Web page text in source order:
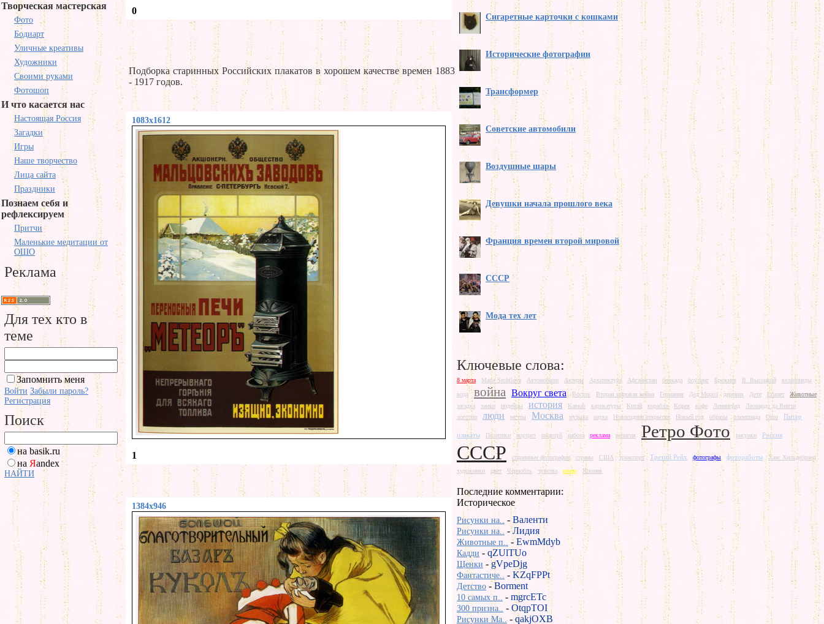
Творческая мастерская
Фото
Бодиарт
Уличные креативы
Художники
Своими руками
Фотошоп
И что касается нас
Настоящая Россия
Загадки
Игры
Наше творчество
Лица сайта
Праздники
Познаем себя и
рефлексируем
Притчи
Маленькие медитации от
ОШО
Реклама
Для тех кто в
теме
Запомнить меня
Войти Забыли пароль?
Регистрация
Поиск
на basik.ru
на Яandex
НАЙТИ
0
Подборка старинных Российских плакатов в хорошем качестве времен 1883
- 1917 годов.
1083x1612
1
1384x946
Сигаретные карточки с кошками
Исторические фотографии
Трансформер
Советские автомобили
Воздушные шары
Девушки начала прошлого века
Франция времен второй мировой
СССР
Мода тех лет
Ключевые слова:
8 марта Marie Sechtlova Автомобили Актеры Архитектура Афганистан блокада боулинг Брежнев В. Высоцкий велосипеды
вода война Вокруг света Восток Вторая мировая война Германия Дед Мороз деревня Дети Египет
Животные
загадка
замки индейцы история Кавказ карикатуры Китай корабли Корея кофе Ленинград
Леонардо да Винчи
логотип
люди мечты Москва музыка наука Новогодние открытки Новый год образы олимпиада Ошо Питер
плакаты Политики портрет поцелуй работа реклама религия Ретро Фото рисунки Россия
СССР старинные фотографии страны США транспорт Третий Рейх фотографы фотоработы
Ханс Хильдебранд
художники
цвет Чернобль чувства юмор Япония
Последние комментарии:
Историческое
Рисунки на.. -Валенти
Рисунки на.. -Лидия
Животные п.. -EwmMdyb
Кадди - qZUlTUo
Щенки - gVpeDjg
Фантастиче.. - KZqFPPt
Детство -Borment
10 самых п.. - mgrcETc
300 призна.. - OtqpTOI
Рисунки Ma.. -qakjOXB